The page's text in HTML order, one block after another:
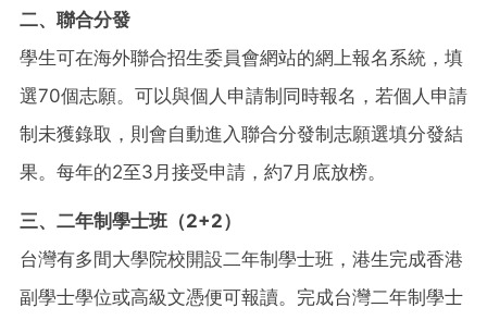
二、聯合分發
學生可在海外聯合招生委員會網站的網上報名系統，填
選70個志願。可以與個人申請制同時報名，若個人申請
制未獲錄取，則會自動進入聯合分發制志願選填分發結
果。每年的2至3月接受申請，約7月底放榜。
三、二年制學士班（2+2）
台灣有多間大學院校開設二年制學士班，港生完成香港
副學士學位或高級文憑便可報讀。完成台灣二年制學士